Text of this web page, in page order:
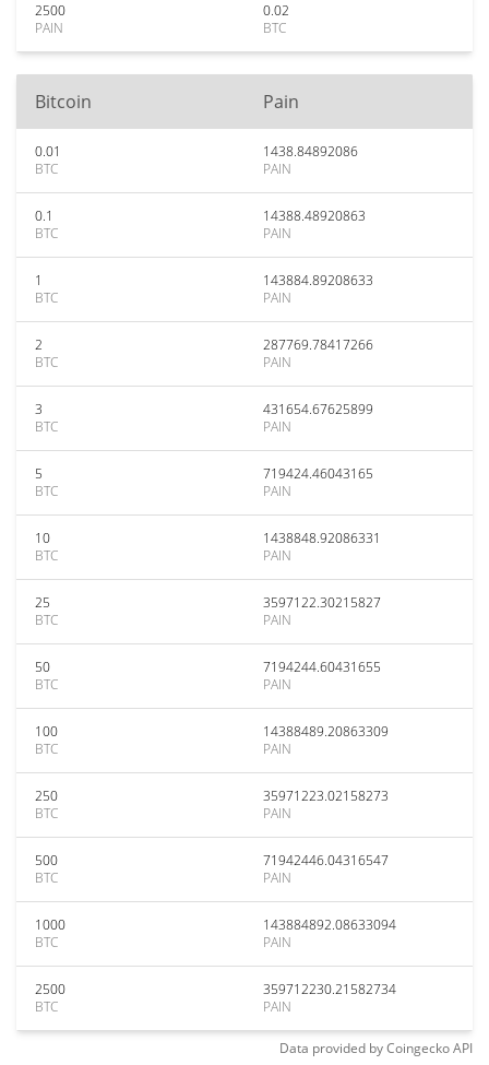
2500
PAIN
0.02
BTC
Bitcoin Pain
0.01
BTC
1438.84892086
PAIN
0.1
BTC
14388.48920863
PAIN
1
BTC
143884.89208633
PAIN
2
BTC
287769.78417266
PAIN
3
BTC
431654.67625899
PAIN
5
BTC
719424.46043165
PAIN
10
BTC
1438848.92086331
PAIN
25
BTC
3597122.30215827
PAIN
50
BTC
7194244.60431655
PAIN
100
BTC
14388489.20863309
PAIN
250
BTC
35971223.02158273
PAIN
500
BTC
71942446.04316547
PAIN
1000
BTC
143884892.08633094
PAIN
2500
BTC
359712230.21582734
PAIN
Data provided byCoingeckoAPI